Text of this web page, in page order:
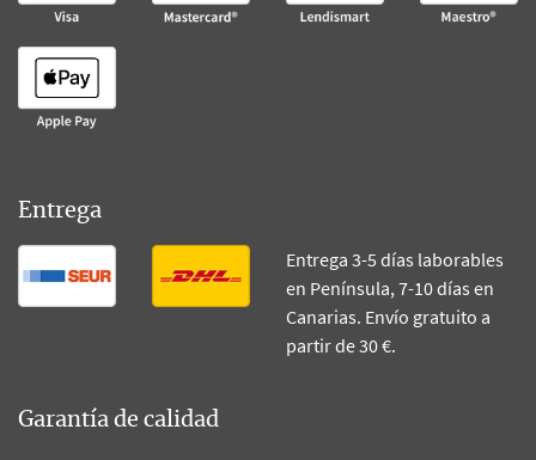
Entrega
Entrega 3-5 días laborables
en Península, 7-10 días en
Canarias. Envío gratuito a
partir de 30 €.
Garantía de calidad